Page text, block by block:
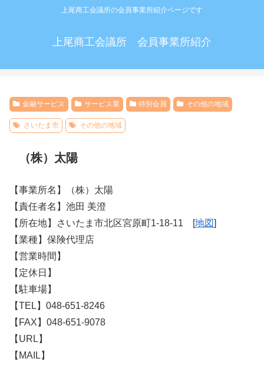
上尾商工会議所の会員事業所紹介ページです
上尾商工会議所 会員事業所紹介
金融サービス サービス業 特別会員 その他の地域
さいたま市 その他の地域
（株）太陽
【事業所名】（株）太陽
【責任者名】池田 美澄
【所在地】さいたま市北区宮原町1-18-11 [地図]
【業種】保険代理店
【営業時間】
【定休日】
【駐車場】
【TEL】048-651-8246
【FAX】048-651-9078
【URL】
【MAIL】